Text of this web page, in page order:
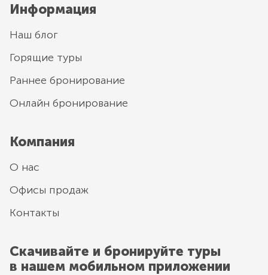
Информация
Наш блог
Горящие туры
Раннее бронирование
Онлайн бронирование
Компания
О нас
Офисы продаж
Контакты
Скачивайте и бронируйте туры
в нашем мобильном приложении